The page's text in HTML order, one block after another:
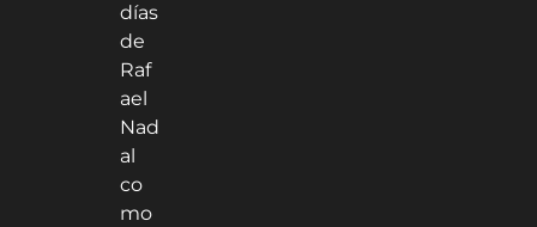
días
de
Raf
ael
Nad
al
co
mo